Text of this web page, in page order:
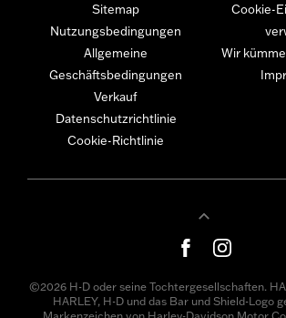
Sitemap
Nutzungsbedingungen
Allgemeine
Geschäftsbedingungen
Verkauf
Datenschutzrichtlinie
Cookie-Richtlinie
Cookie-
Wir
©2026 H-D oder seine Tochtergesellschaften.
HARLEY, H-D und das Bar und Shield-Logo